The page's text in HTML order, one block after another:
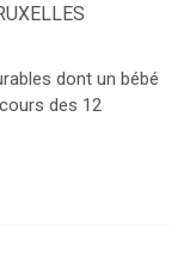
dont un bébé
des 12